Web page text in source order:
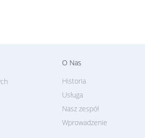
O Nas
Wprowadzenie
Historia
Usługa
Nasz zespół